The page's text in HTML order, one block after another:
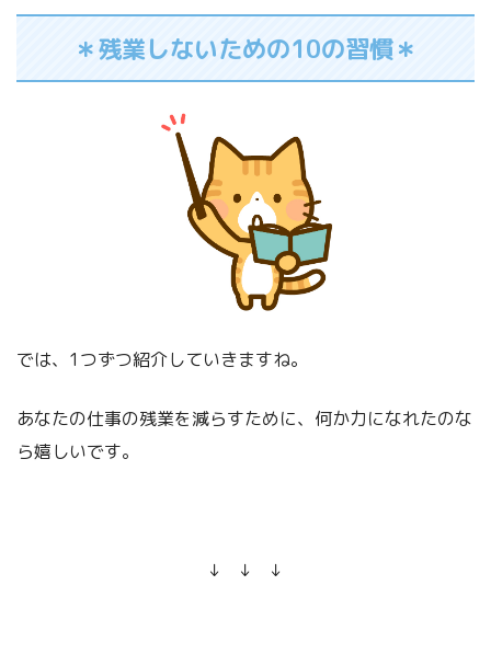
＊残業しないための10の習慣＊
では、1つずつ紹介していきますね。
あなたの仕事の残業を減らすために、何か力になれたのな
ら嬉しいです。
↓ ↓ ↓